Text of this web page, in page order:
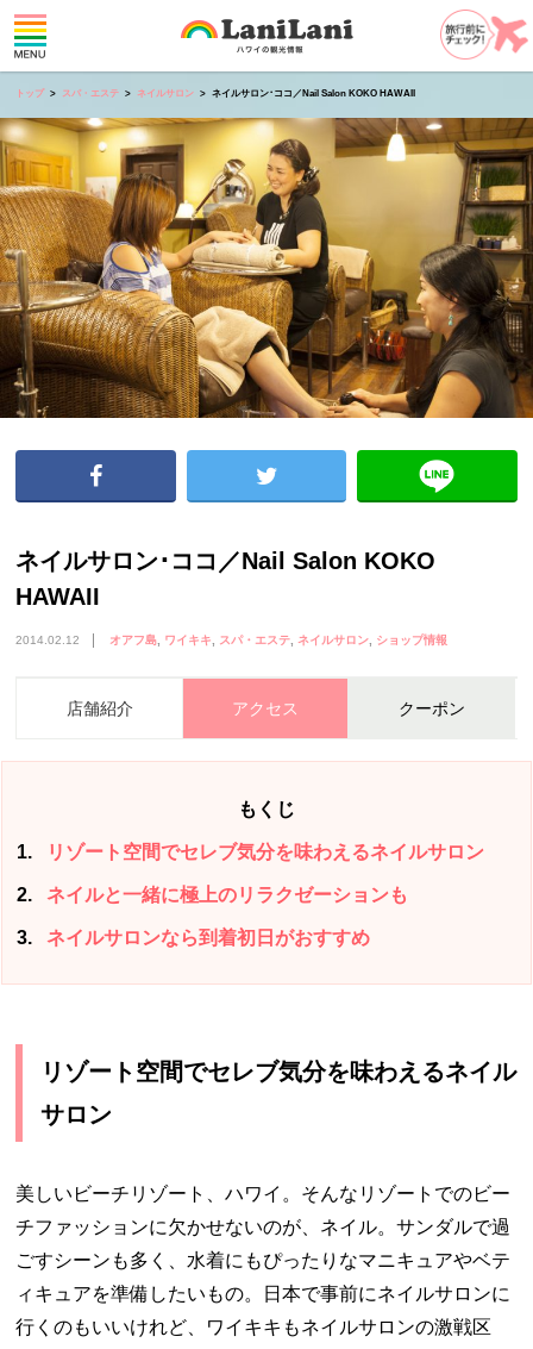
トップ スパ・エステ ネイルサロン ネイルサロン･ココ／Nail Salon KOKO HAWAII
ネイルサロン･ココ／Nail Salon KOKO
HAWAII
2014.02.12 オアフ島 ワイキキ スパ・エステ ネイルサロン ショップ情報
店舗紹介 アクセス クーポン
もくじ
1 リゾート空間でセレブ気分を味わえるネイルサロン
2 ネイルと一緒に極上のリラクゼーションも
3 ネイルサロンなら到着初日がおすすめ
リゾート空間でセレブ気分を味わえるネイル
サロン
美しいビーチリゾート、ハワイ。そんなリゾートでのビー
チファッションに欠かせないのが、ネイル。サンダルで過
ごすシーンも多く、水着にもぴったりなマニキュアやベテ
ィキュアを準備したいもの。日本で事前にネイルサロンに
行くのもいいけれど、ワイキキもネイルサロンの激戦区